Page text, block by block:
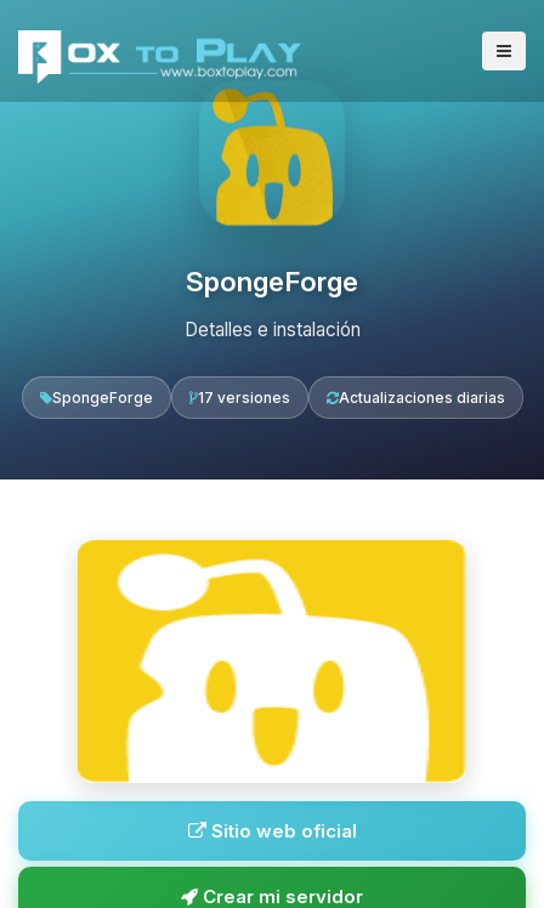
SpongeForge
Detalles e instalación
SpongeForge 17 versiones Actualizaciones diarias
Sitio web oficial
Crear mi servidor